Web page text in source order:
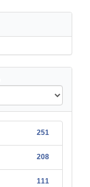
251
208
111